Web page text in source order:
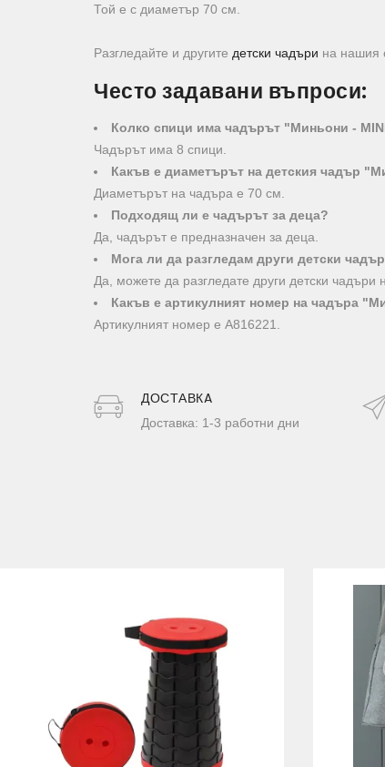
Той е с диаметър 70 см.
Разгледайте и другите детски чадъри на нашия
Често задавани въпроси:
Колко спици има чадърът "Миньони -
Чадърът има 8 спици.
Какъв е диаметърът на детския чадър
Диаметърът на чадъра е 70 см.
Подходящ ли е чадърът за деца?
Да, чадърът е предназначен за деца.
Мога ли да разгледам други детски
Да, можете да разгледате други детски чадъри
Какъв е артикулният номер на чадъра
Артикулният номер е A816221.
ДОСТАВКA
Доставка: 1-3 работни дни